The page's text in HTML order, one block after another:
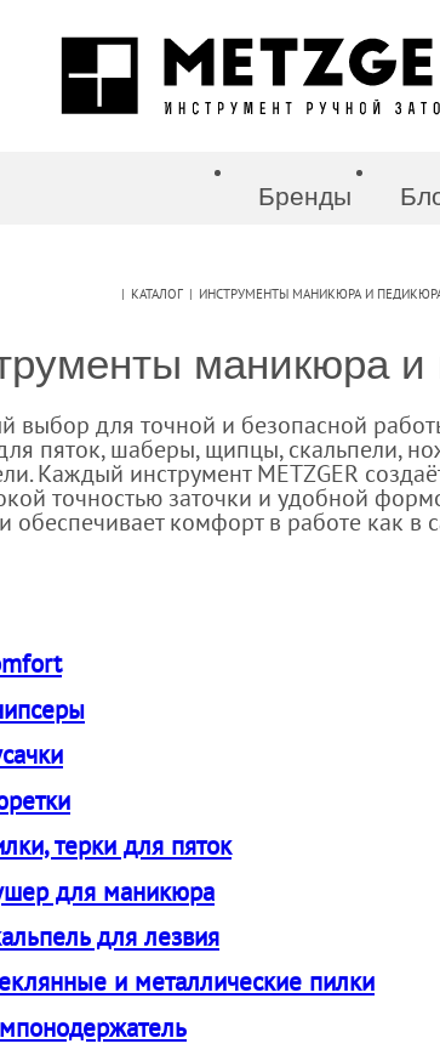
и педикюра
животных
Бренды
| КАТАЛОГ | ИНСТРУМЕНТЫ МАНИКЮРА И
маникюра и
для точной и безопасной
пяток, шаберы, щипцы, скальпели,
Каждый инструмент METZGER
точностью заточки и удобной
обеспечивает комфорт в работе как в
терки для пяток
для маникюра
для лезвия
и металлические пилки